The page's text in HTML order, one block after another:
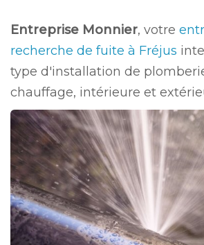
Entreprise Monnier, votre
recherche de fuite à Fréjus
type d'installation de
chauffage, intérieure et